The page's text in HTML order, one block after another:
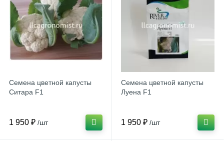
Семена цветной капусты
Ситара F1
1 950 ₽ /шт
Семена цветной капусты
Луена F1
1 950 ₽ /шт